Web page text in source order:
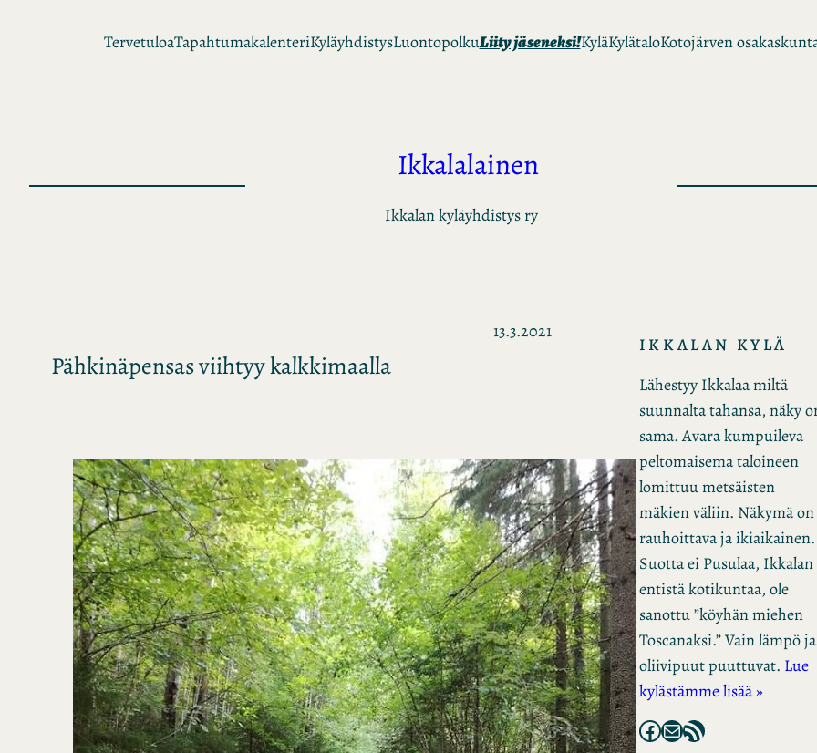
TervetuloaTapahtumakalenteriKyläyhdistysLuontopolkuLiity jäseneksi!KyläKylätaloKotojärven
Ikkalalainen
Ikkalan kyläyhdistys ry
13.3.2021
Pähkinäpensas viihtyy kalkkimaalla
IKKALAN KYLÄ
Lähestyy Ikkalaa miltä
suunnalta tahansa, näky
sama. Avara kumpuileva
peltomaisema taloineen
lomittuu metsäisten
mäkien väliin. Näkymä on
rauhoittava ja ikiaikainen.
Suotta ei Pusulaa, Ikkalan
entistä kotikuntaa, ole
sanottu ”köyhän miehen
Toscanaksi.” Vain lämpö ja
oliivipuut puuttuvat. Lue
kylästämme lisää »
Facebook Mail RSS Feed